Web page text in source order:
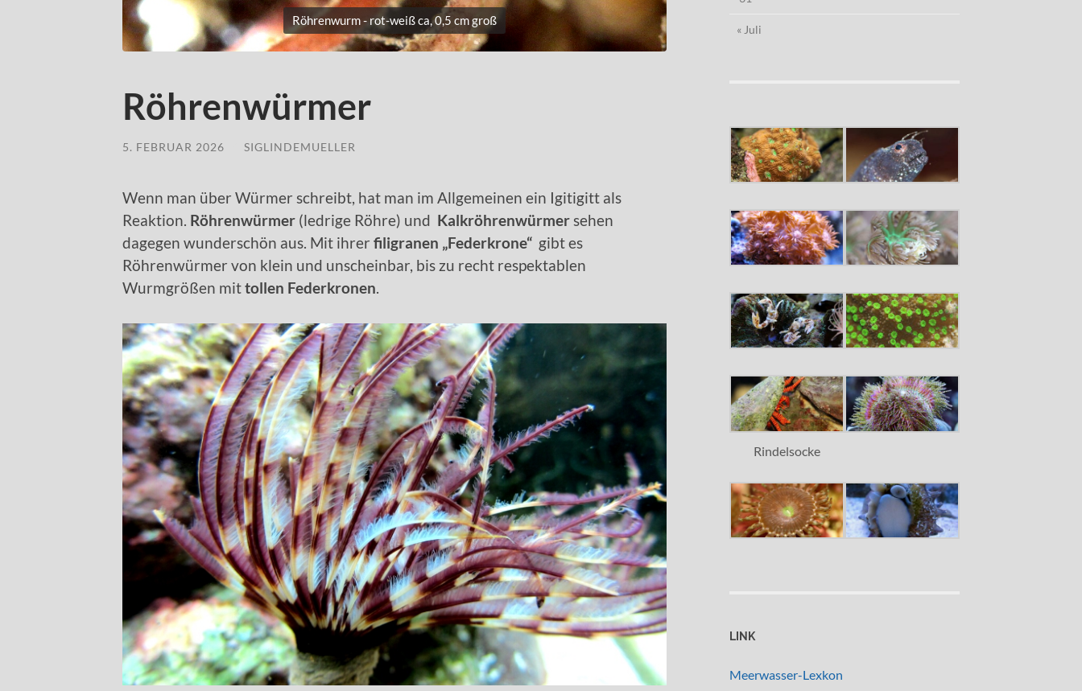
Röhrenwurm - rot-weiß ca, 0,5 cm groß
Röhrenwürmer
5. FEBRUAR 2026 SIGLINDEMUELLER
Wenn man über Würmer schreibt, hat man im Allgemeinen ein Igitigitt als
Reaktion. Röhrenwürmer (ledrige Röhre) und Kalkröhrenwürmer sehen
dagegen wunderschön aus. Mit ihrer filigranen „Federkrone“ gibt es
Röhrenwürmer von klein und unscheinbar, bis zu recht respektablen
Wurmgrößen mittollen Federkronen
« Juli
Rindelsocke
LINK
Meerwasser-Lexkon